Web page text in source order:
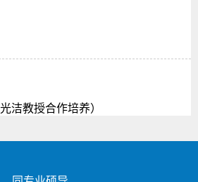
洁教授合作培养）